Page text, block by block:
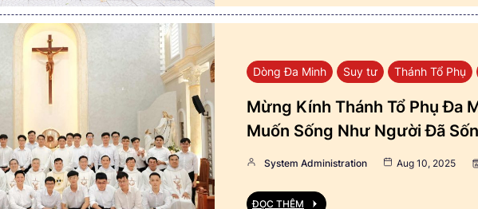
Dòng Đa Minh Suy tư Thánh Tổ Phụ
Mừng Kính Thánh Tổ Phụ Đa
Muốn Sống Như Người Đã
System Administration Aug 10, 2025
ĐỌC THÊM